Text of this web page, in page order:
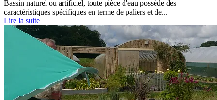
Bassin naturel ou artificiel, toute pièce d'eau possède des
caractéristiques spécifiques en terme de paliers et de...
Lire la suite